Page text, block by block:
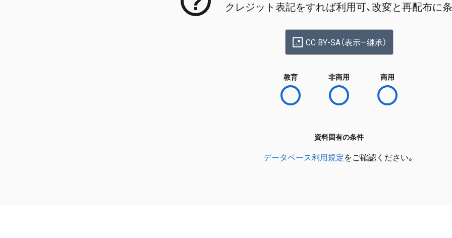
クレジット表記をすれば利用可、改変と再配布に
CC BY-SA（表示—継承）
教育 非商用 商用
資料固有の条件
データベース利用規定をご確認ください。